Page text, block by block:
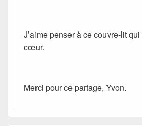
J’aime penser à ce couvre-lit
cœur.
Merci pour ce partage, Yvon.